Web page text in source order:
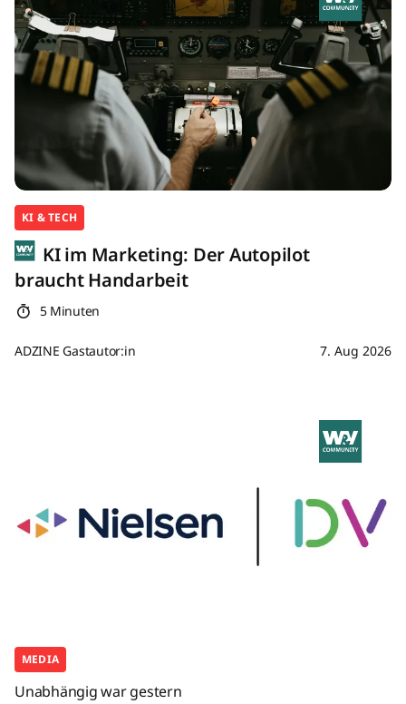
KI & TECH
KI im Marketing: Der Autopilot
braucht Handarbeit
5 Minuten
ADZINE Gastautor:in 7. Aug 2026
MEDIA
Unabhängig war gestern